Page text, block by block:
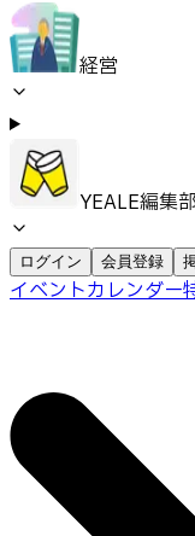
経営
YEALE編集部
ログイン 会員登録
イベントカレンダー